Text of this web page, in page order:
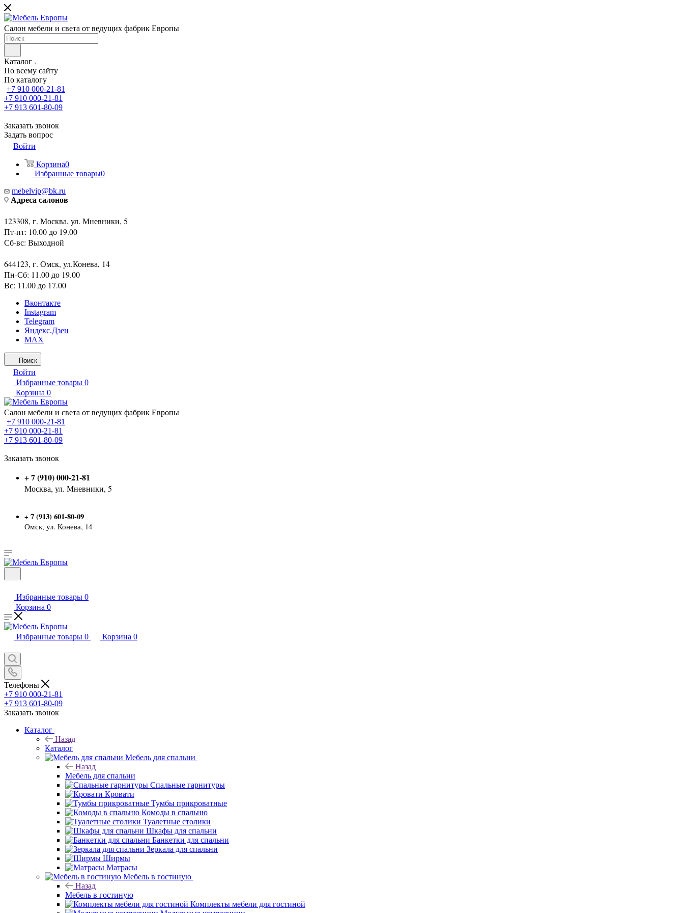
Салон мебели и света от ведущих фабрик Европы
Каталог
По всему сайту
По каталогу
+7 910 000-21-81
+7 910 000-21-81
+7 913 601-80-09
Заказать звонок
Задать вопрос
Войти
Корзина0
Избранные товары0
mebelvip@bk.ru
Адреса салонов
123308, г. Москва, ул. Мневники, 5
Пт-пт: 10.00 до 19.00
Сб-вс: Выходной
644123, г. Омск, ул.Конева, 14
Пн-Сб: 11.00 до 19.00
Вс: 11.00 до 17.00
Вконтакте
Instagram
Telegram
Яндекс.Дзен
MAX
Поиск
Войти
Избранные товары 0
Корзина 0
Салон мебели и света от ведущих фабрик Европы
+7 910 000-21-81
+7 910 000-21-81
+7 913 601-80-09
Заказать звонок
+ 7 (910) 000-21-81
Москва, ул. Мневники, 5
+ 7 (913) 601-80-09
Омск, ул. Конева, 14
Избранные товары 0
Корзина 0
Избранные товары 0 Корзина 0
Телефоны
+7 910 000-21-81
+7 913 601-80-09
Заказать звонок
Каталог
Назад
Каталог
Мебель для спальни
Назад
Мебель для спальни
Спальные гарнитуры
Кровати
Тумбы прикроватные
Комоды в спальню
Туалетные столики
Шкафы для спальни
Банкетки для спальни
Зеркала для спальни
Ширмы
Матрасы
Мебель в гостиную
Назад
Мебель в гостиную
Комплекты мебели для гостиной